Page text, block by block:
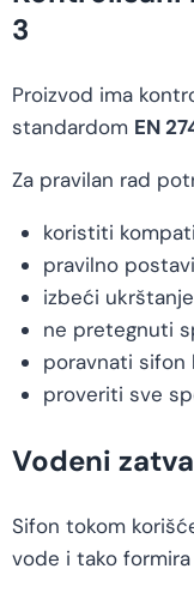
3
Proizvod ima
standardom EN
Za pravilan rad
koristiti
pravilno
izbeći
ne pretegnuti
poravnati sifon
proveriti sve
Vodeni
Sifon tokom
vode i tako